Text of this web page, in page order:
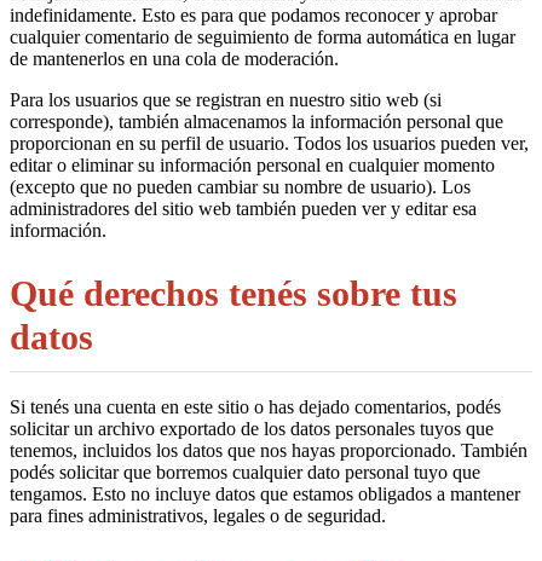
indefinidamente. Esto es para que podamos reconocer y aprobar
cualquier comentario de seguimiento de forma automática en lugar
de mantenerlos en una cola de moderación.
Para los usuarios que se registran en nuestro sitio web (si
corresponde), también almacenamos la información personal que
proporcionan en su perfil de usuario. Todos los usuarios pueden ver,
editar o eliminar su información personal en cualquier momento
(excepto que no pueden cambiar su nombre de usuario). Los
administradores del sitio web también pueden ver y editar esa
información.
Qué derechos tenés sobre tus
datos
Si tenés una cuenta en este sitio o has dejado comentarios, podés
solicitar un archivo exportado de los datos personales tuyos que
tenemos, incluidos los datos que nos hayas proporcionado. También
podés solicitar que borremos cualquier dato personal tuyo que
tengamos. Esto no incluye datos que estamos obligados a mantener
para fines administrativos, legales o de seguridad.